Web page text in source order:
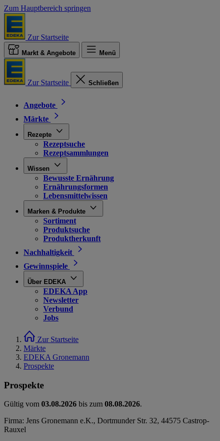
Zum Hauptbereich springen
Zur Startseite
Markt & Angebote Menü
Zur Startseite Schließen
Angebote
Märkte
Rezepte
Rezeptsuche
Rezeptsammlungen
Wissen
Bewusste Ernährung
Ernährungsformen
Lebensmittelwissen
Marken & Produkte
Sortiment
Produktsuche
Produktherkunft
Nachhaltigkeit
Gewinnspiele
Über EDEKA
EDEKA App
Newsletter
Verbund
Jobs
Zur Startseite
Märkte
EDEKA Gronemann
Prospekte
Prospekte
Gültig vom 03.08.2026 bis zum 08.08.2026.
Firma: Jens Gronemann e.K., Dortmunder Str. 32, 44575 Castrop-
Rauxel